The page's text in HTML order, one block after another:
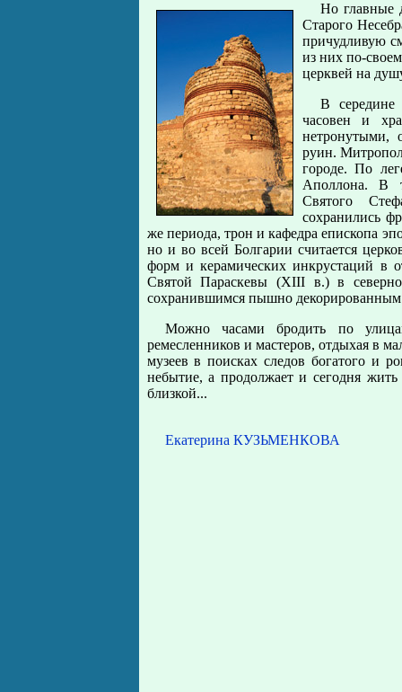
Но главные
Старого
причудливую
из них по-
церквей на
В середине
часовен и
нетронутыми,
руин.
городе. По
Аполлона. В
Святого
сохранились
же периода, трон и кафедра епископа
но и во всей Болгарии считается
форм и керамических инкрустаций в
Святой Параскевы (XIII в.) в
сохранившимся пышно декорированным
Можно часами бродить по
ремесленников и мастеров, отдыхая в
музеев в поисках следов богатого и
небытие, а продолжает и сегодня
близкой...
Екатерина КУЗЬМЕНКОВА